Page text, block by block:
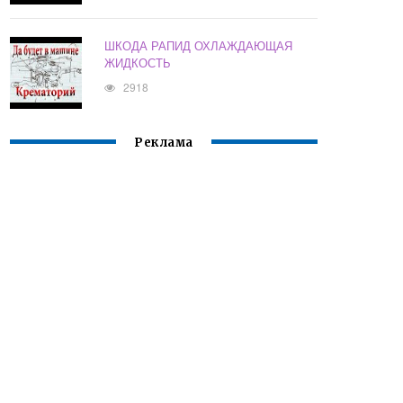
ШКОДА РАПИД ОХЛАЖДАЮЩАЯ
ЖИДКОСТЬ
2918
Реклама